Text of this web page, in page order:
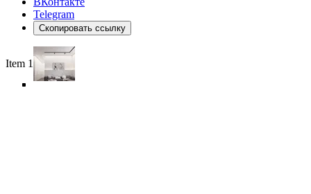
Telegram
Скопировать ссылку
Item 1 of 6